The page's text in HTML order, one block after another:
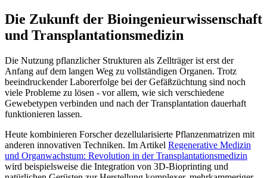
Die Zukunft der Bioingenieurwissenschaft
und Transplantationsmedizin
Die Nutzung pflanzlicher Strukturen als Zellträger ist erst der
Anfang auf dem langen Weg zu vollständigen Organen. Trotz
beeindruckender Laborerfolge bei der Gefäßzüchtung sind noch
viele Probleme zu lösen - vor allem, wie sich verschiedene
Gewebetypen verbinden und nach der Transplantation dauerhaft
funktionieren lassen.
Heute kombinieren Forscher dezellularisierte Pflanzenmatrizen mit
anderen innovativen Techniken. Im Artikel Regenerative Medizin
und Organwachstum: Revolution in der Transplantationsmedizin
wird beispielsweise die Integration von 3D-Bioprinting und